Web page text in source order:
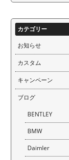
カテゴリー
お知らせ
カスタム
キャンペーン
ブログ
BENTLEY
BMW
Daimler